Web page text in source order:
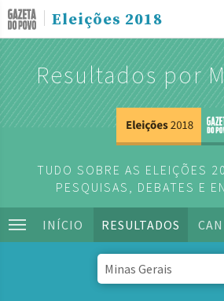
Eleições 2018
Resultados por
TUDO SOBRE AS ELEIÇÕES
PESQUISAS, DEBATES E
INÍCIO RESULTADOS